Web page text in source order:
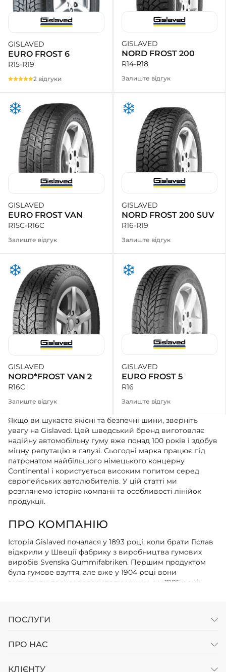
GISLAVED
EURO FROST 6
R15-R19
2 відгуки
GISLAVED
NORD FROST 200
R14-R18
Залиште відгук
GISLAVED
EURO FROST VAN
R15C-R16C
Залиште відгук
GISLAVED
NORD FROST 200 SUV
R16-R19
Залиште відгук
GISLAVED
NORD*FROST VAN 2
R16C
Залиште відгук
GISLAVED
EURO FROST 5
R16
Залиште відгук
Якщо ви шукаєте якісні та безпечні шини, зверніть
увагу на Gislaved. Цей шведський бренд виготовляє
надійну автомобільну гуму вже понад 100 років і здобув
міцну репутацію в галузі. Сьогодні марка працює під
патронатом найбільшого німецького концерну
Continental і користується високим попитом серед
європейських автолюбителів. У цій статті ми
розглянемо історію компанії та особливості лінійок
продукції.
ПРО КОМПАНІЮ
Історія Gislaved почалася у 1893 році, коли брати Гіслав
відкрили у Швеції фабрику з виробництва гумових
виробів Svenska Gummifabriken. Першим продуктом
була гумове взуття, але вже у 1904 році вони
випустили першу велосипедну шину, а у 1905 році —
контракт з Volvo, і їхні шини стали відомі в усій Європі
бренд випустив мільйонну шину. У 1969 році для
ПОСЛУГИ
ПРО НАС
КЛІЄНТУ